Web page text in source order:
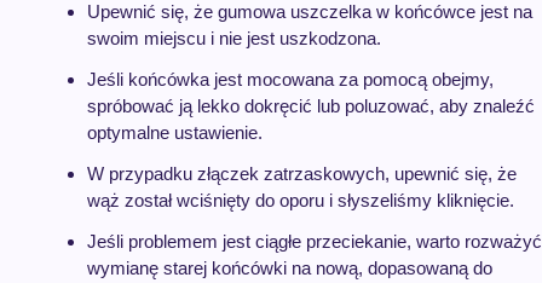
Upewnić się, że gumowa uszczelka w końcówce jest na
swoim miejscu i nie jest uszkodzona.
Jeśli końcówka jest mocowana za pomocą obejmy,
spróbować ją lekko dokręcić lub poluzować, aby znaleźć
optymalne ustawienie.
W przypadku złączek zatrzaskowych, upewnić się, że
wąż został wciśnięty do oporu i słyszeliśmy kliknięcie.
Jeśli problemem jest ciągłe przeciekanie, warto rozważyć
wymianę starej końcówki na nową, dopasowaną do